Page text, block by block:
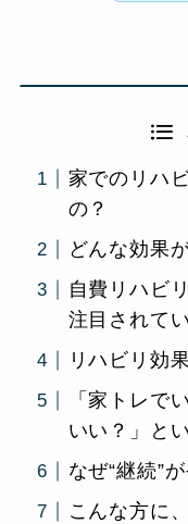
家でのリハ
の？
どんな効果
自費リハビ
注目されて
リハビリ効
「家トレで
いい？」と
なぜ“継続”
こんな方に